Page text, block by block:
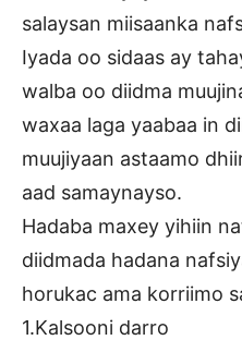
salaysan miisaanka
Iyada oo sidaas ay
walba oo diidma
waxaa laga yaabaa in
muujiyaan astaamo
aad samaynayso.
Hadaba maxey yihiin
diidmada hadana
horukac ama korriimo
1.Kalsooni darro